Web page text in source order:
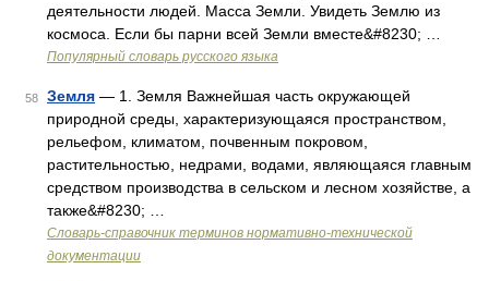
деятельности людей. Масса Земли. Увидеть Землю из
космоса. Если бы парни всей Земли вместе&#8230; …
Популярный словарь русского языка
58 Земля — 1. Земля Важнейшая часть окружающей
природной среды, характеризующаяся пространством,
рельефом, климатом, почвенным покровом,
растительностью, недрами, водами, являющаяся главным
средством производства в сельском и лесном хозяйстве, а
также&#8230; …
Словарь-справочник терминов нормативно-технической
документации